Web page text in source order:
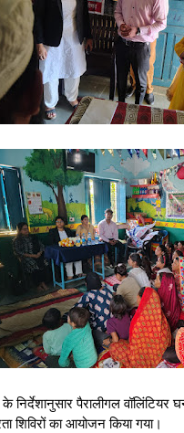
पैरालीगल वॉलिंटियर
शिविरों का आयोजन किया गया।